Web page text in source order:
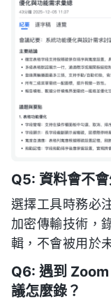
Q5: 資料會不
選擇工具時務必
加密傳輸技術，
輯，不會被用於
Q6: 遇到
議怎麼錄？